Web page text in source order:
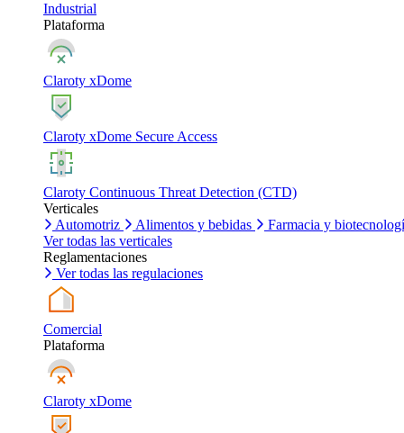
Industrial
Plataforma
Claroty xDome
Claroty xDome Secure Access
Claroty Continuous Threat Detection (CTD)
Verticales
Automotriz
Alimentos y bebidas
Farmacia y
Ver todas las verticales
Reglamentaciones
Ver todas las regulaciones
Comercial
Plataforma
Claroty xDome